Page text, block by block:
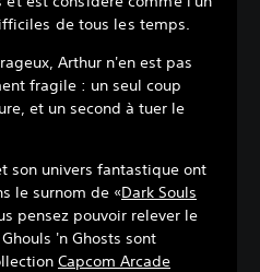
de tous les temps.
Arthur n'en est pas
fragile : un seul coup
et un second à tuer le
son univers fantastique ont
le surnom de «Dark Souls
pensez pouvoir relever le
'n Ghosts sont
Capcom Arcade